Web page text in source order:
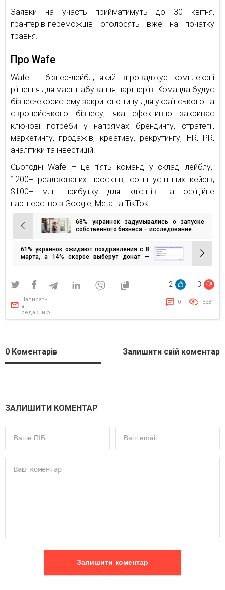
Заявки на участь прийматимуть до 30 квітня,
грантерів-переможців оголосять вже на початку
травня.
Про Wafe
Wafe – бізнес-лейбл, який впроваджує комплексні
рішення для масштабування партнерів. Команда будує
бізнес-екосистему закритого типу для українського та
європейського бізнесу, яка ефективно закриває
ключові потреби у напрямах брендингу, стратегії,
маркетингу, продажів, креативу, рекрутингу, HR, PR,
аналітики та інвестицій.
Сьогодні Wafe – це пʼять команд у складі лейблу,
1200+ реалізованих проєктів, сотні успішних кейсів,
$100+ млн прибутку для клієнтів та офіційне
партнерство з Google, Meta та TikTok.
Навигация
по
записям
68% украинок задумывались о запуске
собственного бизнеса – исследование
61% украинок ожидают поздравления с 8
марта, а 14% скорее выберут донат —
2 3
Написать
в
редакцию
0 3281
0 Коментарів Залишити свій коментар
ЗАЛИШИТИ КОМЕНТАР
Залишити коментар